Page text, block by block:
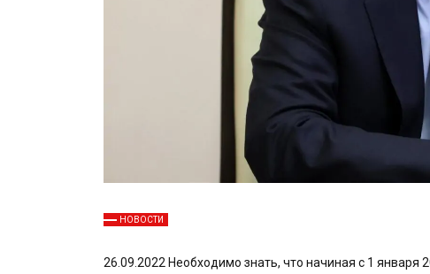
НОВОСТИ
26.09.2022 Необходимо знать, что начиная с 1 января